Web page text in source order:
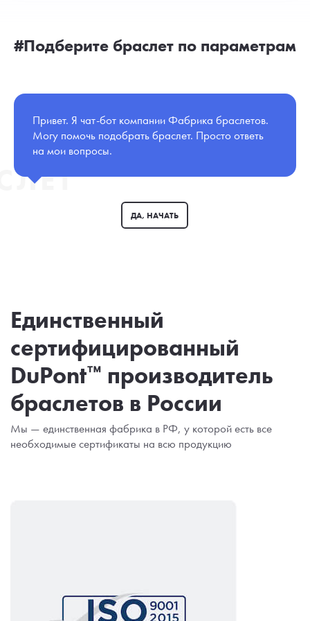
#Подберите браслет по параметрам
Привет. Я чат-бот компании Фабрика браслетов.
Могу помочь подобрать браслет. Просто ответь
на мои вопросы.
ДА, НАЧАТЬ
Единственный
сертифицированный
DuPont™ производитель
браслетов в России
Мы — единственная фабрика в РФ, у которой есть все
необходимые сертификаты на всю продукцию